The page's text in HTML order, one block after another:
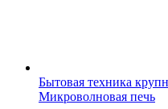
Бытовая техника
Микроволновая печь